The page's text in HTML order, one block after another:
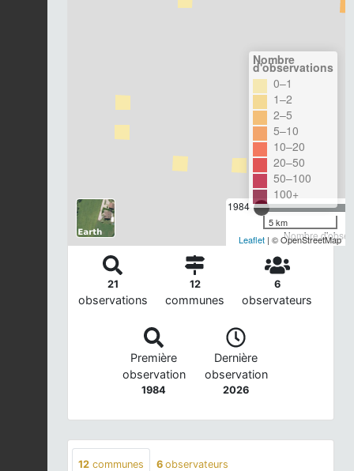
1984
Nombre
Nombre
d'observations
0–1
1–2
2–5
5–10
10–20
20–50
50–100
100+
5 km
Leaflet | © OpenStreetMap
21
observations
12
communes
6
observateurs
Première
observation
1984
Dernière
observation
2026
12 communes 6 observateurs